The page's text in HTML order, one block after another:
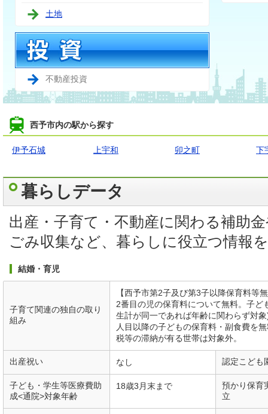
土地
不動産投資
西予市内の駅から探す
伊予石城 上宇和 卯之町 下
暮らしデータ
出産・子育て・不動産に関わる補助
ごみ収集など、暮らしに役立つ情報
結婚・育児
子育て関連の独自の取り
組み
【西予市第2子及び第3子以降保育料等
2番目の児の保育料について無料。子
生計が同一であれば年齢に関わらず対
人目以降の子どもの保育料・副食費を
税等の滞納が有る世帯は対象外。
出産祝い なし 認定こども
子ども・学生等医療費助
成<通院>対象年齢
18歳3月末まで
預かり保育
立